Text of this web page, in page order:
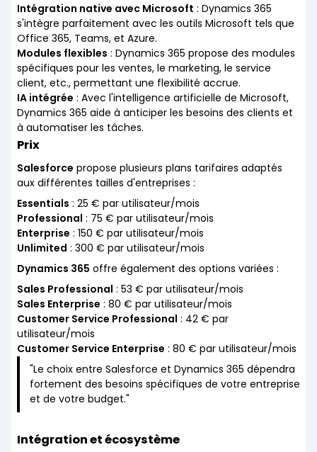
Intégration native avec Microsoft : Dynamics 365
s'intègre parfaitement avec les outils Microsoft tels que
Office 365, Teams, et Azure.
Modules flexibles : Dynamics 365 propose des modules
spécifiques pour les ventes, le marketing, le service
client, etc., permettant une flexibilité accrue.
IA intégrée : Avec l'intelligence artificielle de Microsoft,
Dynamics 365 aide à anticiper les besoins des clients et
à automatiser les tâches.
Prix
Salesforce propose plusieurs plans tarifaires adaptés
aux différentes tailles d'entreprises :
Essentials : 25 € par utilisateur/mois
Professional : 75 € par utilisateur/mois
Enterprise : 150 € par utilisateur/mois
Unlimited : 300 € par utilisateur/mois
Dynamics 365 offre également des options variées :
Sales Professional : 53 € par utilisateur/mois
Sales Enterprise : 80 € par utilisateur/mois
Customer Service Professional : 42 € par
utilisateur/mois
Customer Service Enterprise : 80 € par utilisateur/mois
"Le choix entre Salesforce et Dynamics 365 dépendra
fortement des besoins spécifiques de votre entreprise
et de votre budget."
Intégration et écosystème